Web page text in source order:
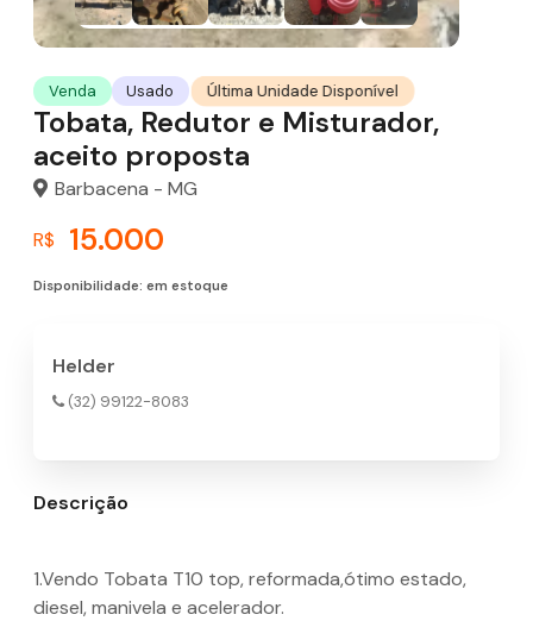
Venda Usado Última Unidade Disponível
Tobata, Redutor e Misturador,
aceito proposta
Barbacena - MG
R$ 15.000
Disponibilidade: em estoque
Helder
(32) 99122-8083
Descrição
1.Vendo Tobata T10 top, reformada,ótimo estado,
diesel, manivela e acelerador.